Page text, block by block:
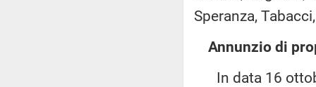
Speranza,
Annunzio di
In data 16